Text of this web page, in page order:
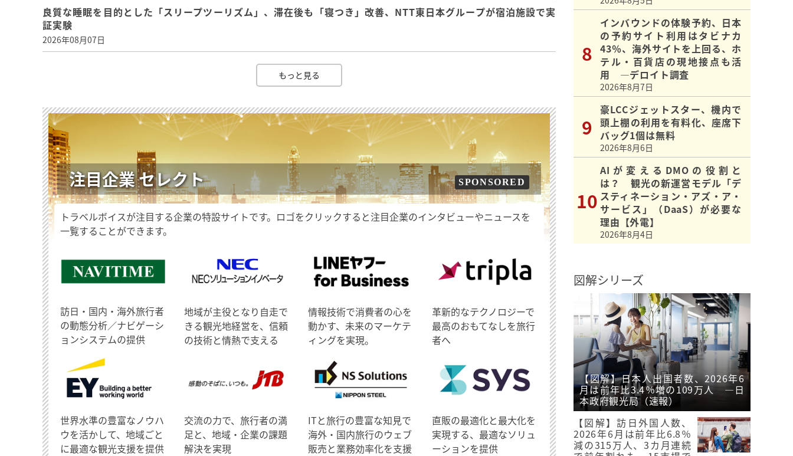
良質な睡眠を目的とした「スリープツーリズム」、滞在後も「寝つき」改善、NTT東日本グループが宿泊施設で実
証実験
2026年08月07日
もっと見る
注目企業 セレクト SPONSORED
トラベルボイスが注目する企業の特設サイトです。ロゴをクリックすると注目企業のインタビューやニュースを
一覧することができます。
訪日・国内・海外旅行者
の動態分析／ナビゲーシ
ョンシステムの提供
地域が主役となり自走で
きる観光地経営を、信頼
の技術と情熱で支える
情報技術で消費者の心を
動かす、未来のマーケテ
ィングを実現。
革新的なテクノロジーで
最高のおもてなしを旅行
者へ
世界水準の豊富なノウハ
ウを活かして、地域ごと
に最適な観光支援を提供
交流の力で、旅行者の満
足と、地域・企業の課題
解決を実現
ITと旅行の豊富な知見で
海外・国内旅行のウェブ
販売と業務効率化を支援
直販の最適化と最大化を
実現する、最適なソリュ
ーションを提供
インバウンドの体験予約、日本
の予約サイト利用はタビナカ
43％、海外サイトを上回る、ホ
テル・百貨店の現地接点も活
用 ―デロイト調査
2026年8月7日
豪LCCジェットスター、機内で
頭上棚の利用を有料化、座席下
バッグ1個は無料
2026年8月6日
AIが変えるDMOの役割と
は？ 観光の新運営モデル「デ
スティネーション・アズ・ア・
サービス」（DaaS）が必要な
理由【外電】
2026年8月4日
図解シリーズ
【図解】日本人出国者数、2026年6
月は前年比3.4％増の109万人 ―日
本政府観光局（速報）
【図解】訪日外国人数、
2026年6月は前年比6.8％
減の315万人、3カ月連続